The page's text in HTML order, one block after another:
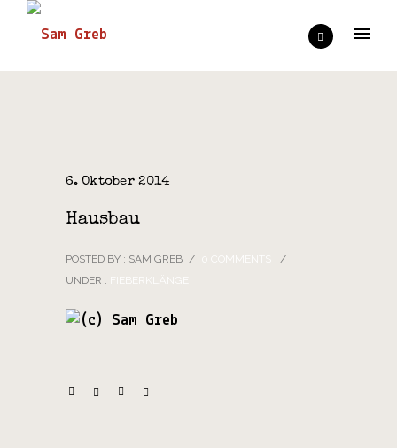
6. Oktober 2014
Hausbau
POSTED BY : SAM GREB / 0 COMMENTS
/
UNDER : FIEBERKLÄNGE